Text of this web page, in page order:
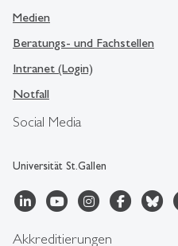
Social Media
Universität St.Gallen
Medien
Beratungs- und Fachstellen
Intranet (Login)
Notfall
Akkreditierungen